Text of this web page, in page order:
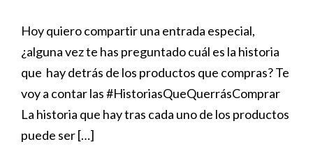
Hoy quiero compartir una entrada especial,
¿alguna vez te has preguntado cuál es la historia
que hay detrás de los productos que compras? Te
voy a contar las #HistoriasQueQuerrásComprar
La historia que hay tras cada uno de los productos
puede ser […]